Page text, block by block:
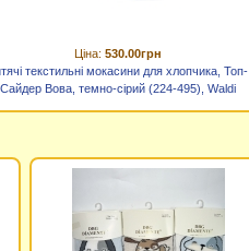
Ціна: 530.00грн
текстильні мокасини для хлопчика, Топ-
Сайдер Вова, темно-сірий (224-495), Waldi